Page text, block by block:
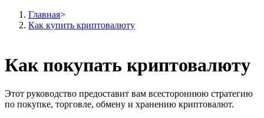
Фьючерсы
Главная>
Как купить криптовалюту
Как покупать криптовалюту
Этот руководство предоставит вам всестороннюю стратегию
по покупке, торговле, обмену и хранению криптовалют.